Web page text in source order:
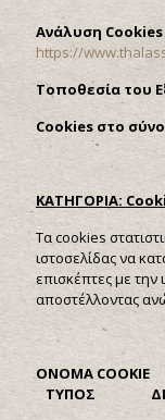
Ανάλυση Cookies
https://
Τοποθεσία του
Cookies στο
ΚΑΤΗΓΟΡΙΑ:
Τα cookies
ιστοσελίδας να
επισκέπτες με την
αποστέλλοντας
ONOMA
ΤΥΠΟΣ